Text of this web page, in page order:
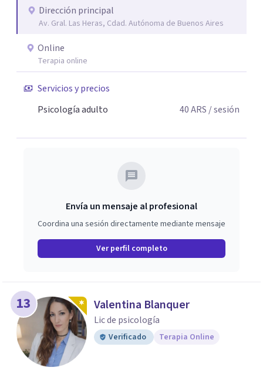
Dirección principal
Av. Gral. Las Heras, Cdad. Autónoma de Buenos Aires
Online
Terapia online
Servicios y precios
Psicología adulto
40ARS / sesión
Envía un mensaje al profesional
Coordina una sesión directamente mediante mensaje
Ver perfil completo
13 Valentina Blanquer
Lic de psicología
Verificado Terapia Online